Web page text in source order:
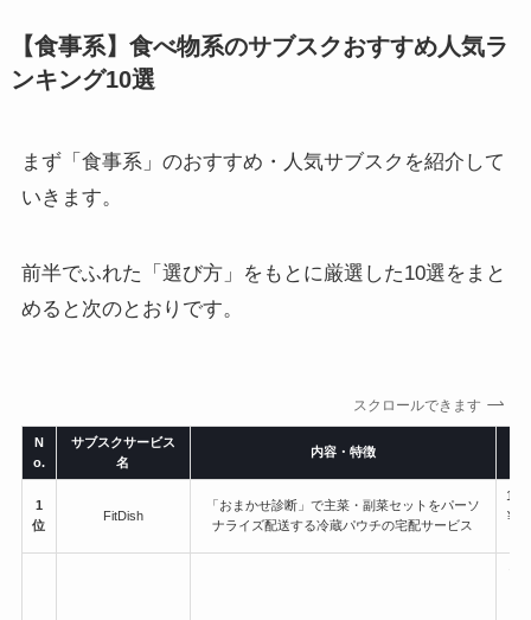
【食事系】食べ物系のサブスクおすすめ人気ラ
ンキング10選
まず「食事系」のおすすめ・人気サブスクを紹介して
いきます。
前半でふれた「選び方」をもとに厳選した10選をまと
めると次のとおりです。
スクロールできます
N
o.
サブスクサービス
名
内容・特徴
1
位
FitDish
「おまかせ診断」で主菜・副菜セットをパーソ
ナライズ配送する冷蔵パウチの宅配サービス
10